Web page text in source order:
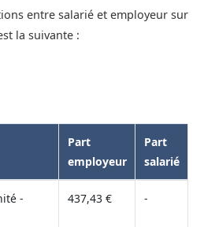
entre salarié et employeur sur
la suivante :
Part
employeur
Part
salarié
-
437,43 € -